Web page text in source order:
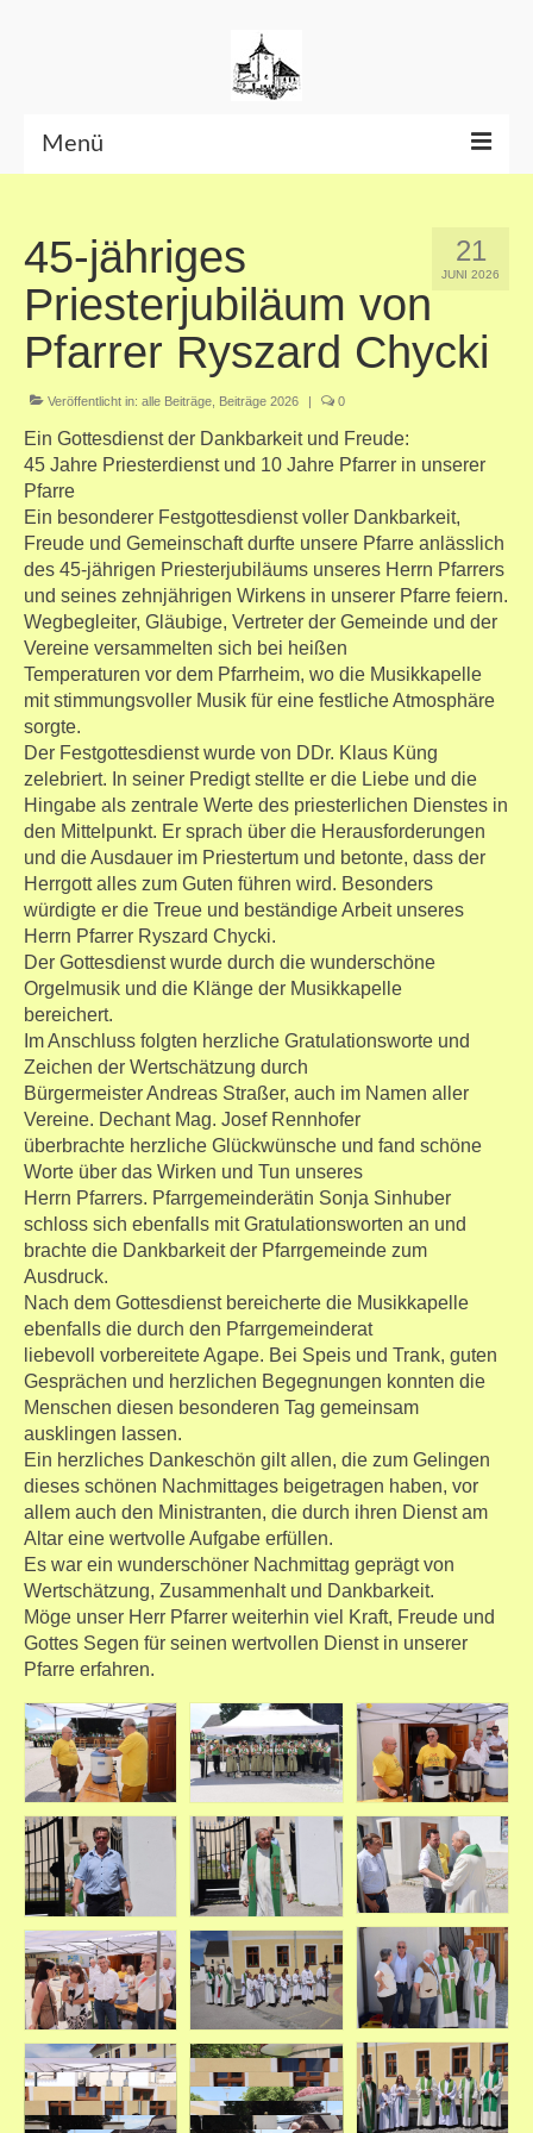
Menü
Datenschutzerklärung 21
JUNI 2026
45-jähriges
Priesterjubiläum von
Pfarrer Ryszard Chycki
Veröffentlicht in: alle Beiträge Beiträge 2026 | 0
Ein Gottesdienst der Dankbarkeit und Freude:
45 Jahre Priesterdienst und 10 Jahre Pfarrer in unserer
Pfarre
Ein besonderer Festgottesdienst voller Dankbarkeit,
Freude und Gemeinschaft durfte unsere Pfarre anlässlich
des 45-jährigen Priesterjubiläums unseres Herrn Pfarrers
und seines zehnjährigen Wirkens in unserer Pfarre feiern.
Wegbegleiter, Gläubige, Vertreter der Gemeinde und der
Vereine versammelten sich bei heißen
Temperaturen vor dem Pfarrheim, wo die Musikkapelle
mit stimmungsvoller Musik für eine festliche Atmosphäre
sorgte.
Der Festgottesdienst wurde von DDr. Klaus Küng
zelebriert. In seiner Predigt stellte er die Liebe und die
Hingabe als zentrale Werte des priesterlichen Dienstes in
den Mittelpunkt. Er sprach über die Herausforderungen
und die Ausdauer im Priestertum und betonte, dass der
Herrgott alles zum Guten führen wird. Besonders
würdigte er die Treue und beständige Arbeit unseres
Herrn Pfarrer Ryszard Chycki.
Der Gottesdienst wurde durch die wunderschöne
Orgelmusik und die Klänge der Musikkapelle
bereichert.
Im Anschluss folgten herzliche Gratulationsworte und
Zeichen der Wertschätzung durch
Bürgermeister Andreas Straßer, auch im Namen aller
Vereine. Dechant Mag. Josef Rennhofer
überbrachte herzliche Glückwünsche und fand schöne
Worte über das Wirken und Tun unseres
Herrn Pfarrers. Pfarrgemeinderätin Sonja Sinhuber
schloss sich ebenfalls mit Gratulationsworten an und
brachte die Dankbarkeit der Pfarrgemeinde zum
Ausdruck.
Nach dem Gottesdienst bereicherte die Musikkapelle
ebenfalls die durch den Pfarrgemeinderat
liebevoll vorbereitete Agape. Bei Speis und Trank, guten
Gesprächen und herzlichen Begegnungen konnten die
Menschen diesen besonderen Tag gemeinsam
ausklingen lassen.
Ein herzliches Dankeschön gilt allen, die zum Gelingen
dieses schönen Nachmittages beigetragen haben, vor
allem auch den Ministranten, die durch ihren Dienst am
Altar eine wertvolle Aufgabe erfüllen.
Es war ein wunderschöner Nachmittag geprägt von
Wertschätzung, Zusammenhalt und Dankbarkeit.
Möge unser Herr Pfarrer weiterhin viel Kraft, Freude und
Gottes Segen für seinen wertvollen Dienst in unserer
Pfarre erfahren.